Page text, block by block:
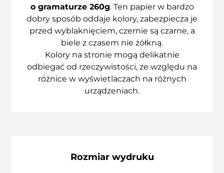
o gramaturze 260g. Ten papier w bardzo
dobry sposób oddaje kolory, zabezpiecza je
przed wyblaknięciem, czernie są czarne, a
biele z czasem nie żółkną.
Kolory na stronie mogą delikatnie
odbiegać od rzeczywistości, ze względu na
różnice w wyświetlaczach na różnych
urządzeniach.
Rozmiar wydruku